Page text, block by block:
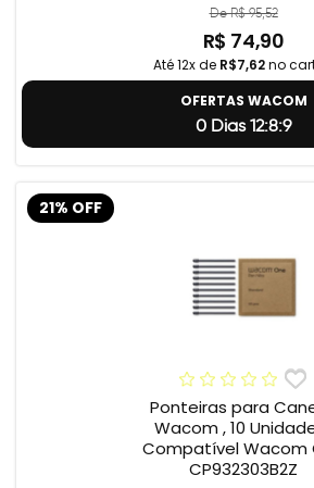
De R$ 95,52
R$ 74,90
Até 12x de R$7,62no
OFERTAS WACOM
0 Dias 12:8:8
21% OFF
Ponteiras para
Wacom , 10
Compatível Wacom
CP932303B2Z